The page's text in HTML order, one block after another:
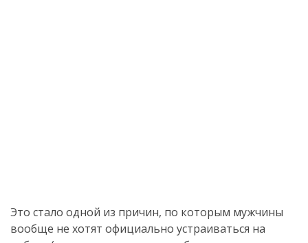
Это стало одной из причин, по которым мужчины
вообще не хотят официально устраиваться на